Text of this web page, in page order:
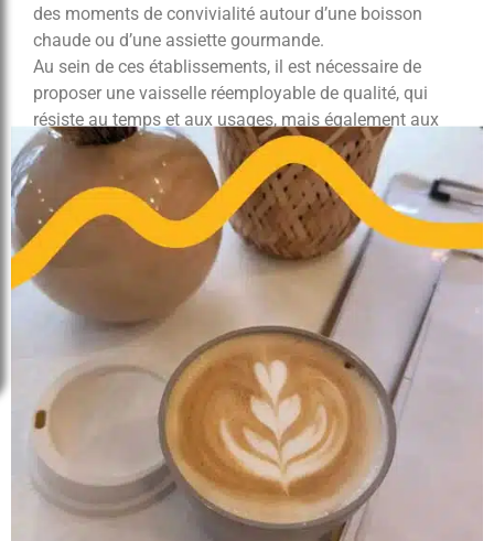
des moments de convivialité autour d’une boisson
chaude ou d’une assiette gourmande.
Au sein de ces établissements, il est nécessaire de
proposer une vaisselle réemployable de qualité, qui
résiste au temps et aux usages, mais également aux
lavages en milieu professionnel.